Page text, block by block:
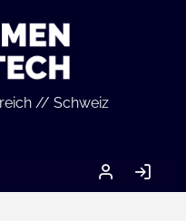
// Schweiz
MEIN
ACCOUNT
IN